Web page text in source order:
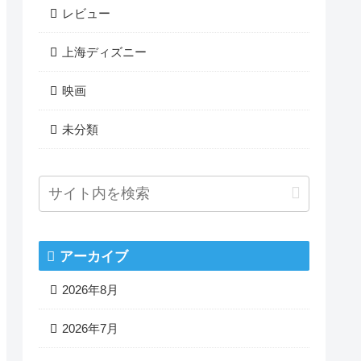
レビュー
上海ディズニー
映画
未分類
アーカイブ
2026年8月
2026年7月